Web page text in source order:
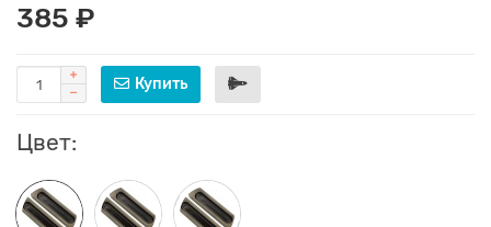
385 ₽
Купить
Цвет: